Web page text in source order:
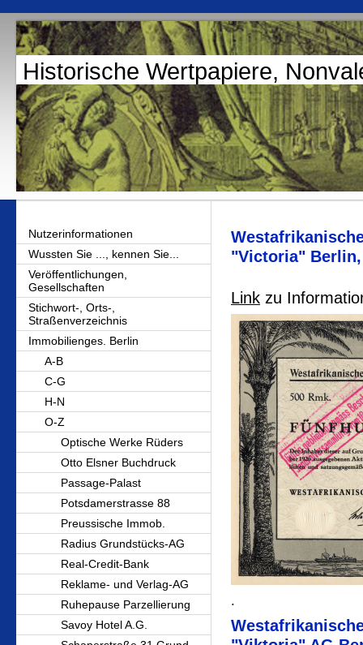
Historische Wertpapiere,
Nutzerinformationen
Wussten Sie ..., kennen Sie...
Veröffentlichungen,
Gesellschaften
Stichwort-, Orts-,
Straßenverzeichnis
Immobilienges. Berlin
A-B
C-G
H-N
O-Z
Optische Werke Rüders
Otto Elsner Buchdruck
Passage-Palast
Potsdamerstrasse 88
Preussische Immob.
Radius Grundstücks-AG
Real-Credit-Bank
Reklame- und Verlag-AG
Ruhepause Parzellierung
Savoy Hotel A.G.
"Victoria" Berlin,
Link zu
.